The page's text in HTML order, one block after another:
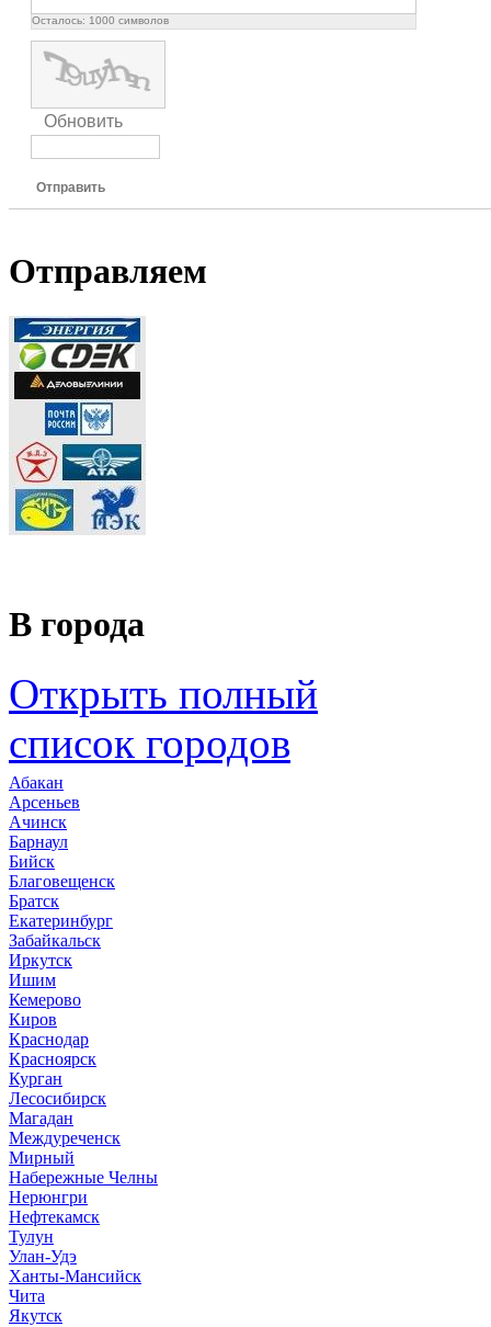
Осталось: 1000 символов
Обновить
Отправить
Отправляем
В города
Открыть полный
список городов
Абакан
Арсеньев
Ачинск
Барнаул
Бийск
Благовещенск
Братск
Екатеринбург
Забайкальск
Иркутск
Ишим
Кемерово
Киров
Краснодар
Красноярск
Курган
Лесосибирск
Магадан
Междуреченск
Мирный
Набережные Челны
Нерюнгри
Нефтекамск
Тулун
Улан-Удэ
Ханты-Мансийск
Чита
Якутск